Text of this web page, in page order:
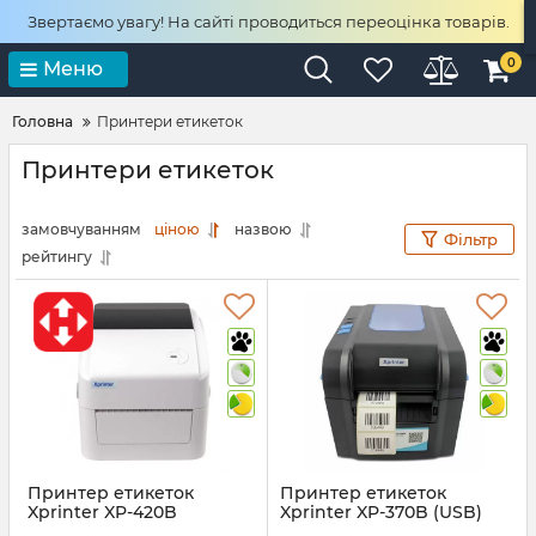
Звертаємо увагу! На сайті проводиться переоцінка товарів.
Меню 0
Головна Принтери етикеток
Принтери етикеток
замовчуванням ціною
назвою
рейтингу
Фільтр
Принтер етикеток
Xprinter XP-420B
Принтер етикеток
Xprinter XP-370B (USB)